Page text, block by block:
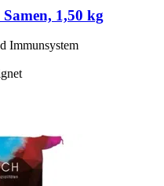
1,50 kg
Immunsystem